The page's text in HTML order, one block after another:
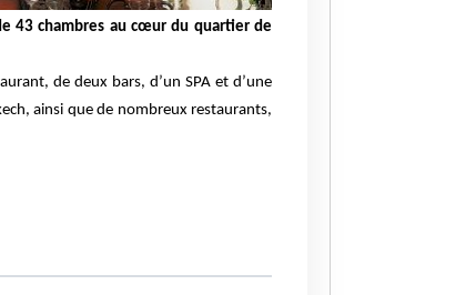
43 chambres au cœur du quartier de
de deux bars, d’un SPA et d’une
ainsi que de nombreux restaurants,